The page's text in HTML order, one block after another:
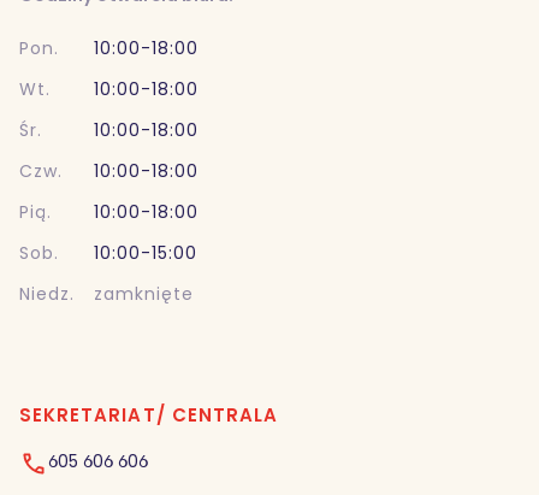
Pon.
10:00-18:00
Wt.
10:00-18:00
Śr.
10:00-18:00
Czw.
10:00-18:00
Pią.
10:00-18:00
Sob.
10:00-15:00
Niedz.
zamknięte
SEKRETARIAT/ CENTRALA
605 606 606